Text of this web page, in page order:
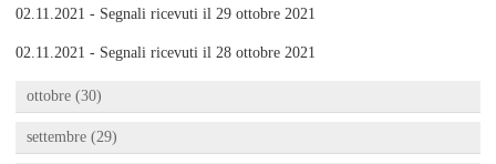
02.11.2021 - Segnali ricevuti il 29 ottobre 2021
02.11.2021 - Segnali ricevuti il 28 ottobre 2021
ottobre (30)
settembre (29)